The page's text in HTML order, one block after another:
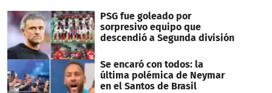
PSG fue goleado por
sorpresivo equipo que
descendió a Segunda división
Se encaró con todos: la
última polémica de Neymar
en el Santos de Brasil